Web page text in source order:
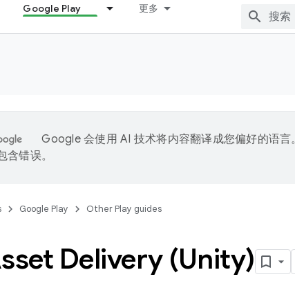
Google Play 更多
Google 会使用 AI 技术将内容翻译成您偏好的语言。
含错误。
Google Play Other Play guides
Delivery (Unity)